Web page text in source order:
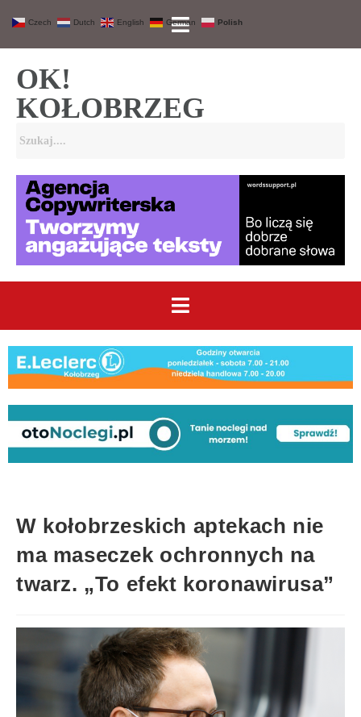
OK!
KOŁOBRZEG
W kołobrzeskich aptekach nie
ma maseczek ochronnych na
twarz. „To efekt koronawirusa”
Czech Dutch English German Polish